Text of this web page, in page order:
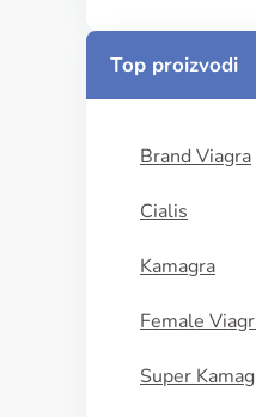
Top proizvodi
Brand Viagra
Cialis
Kamagra
Female
Super